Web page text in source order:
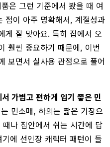
은 그런 기준에서 봤을 때 여
점이 아주 명확해서, 계절성과
게 잘 맞아요. 특히 집에서 오
훨씬 중요하기 때문에, 이번
보면서 실사용 관점으로 풀어
가볍고 편하게 입기 좋은 민
민소매, 하의는 짧은 기장으
나 집안에서 쉬는 시간에 답
에 선인장 캐릭터 패턴이 들